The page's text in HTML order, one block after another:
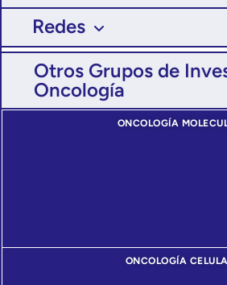
Redes
Otros Grupos de
Oncología
ONCOLOGÍA
ONCOLOGÍA